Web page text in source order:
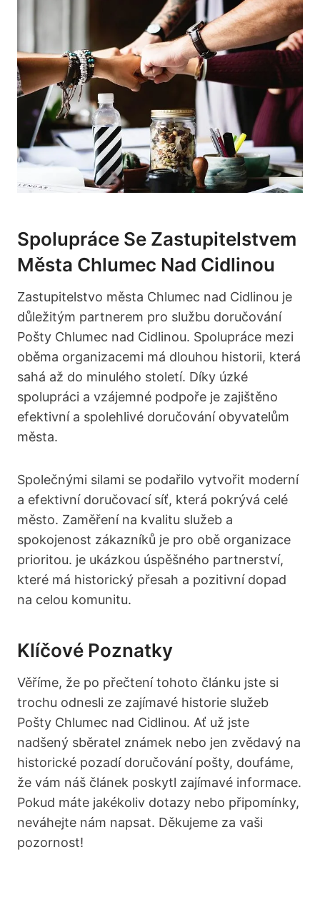
Spolupráce Se Zastupitelstvem
Města Chlumec Nad Cidlinou
Zastupitelstvo města Chlumec nad Cidlinou je
důležitým partnerem pro službu doručování
Pošty Chlumec nad Cidlinou. Spolupráce mezi
oběma organizacemi má dlouhou historii, která
sahá až do minulého století. Díky úzké
spolupráci a vzájemné podpoře je zajištěno
efektivní a spolehlivé doručování obyvatelům
města.
Společnými silami se podařilo vytvořit moderní
a efektivní doručovací síť, která pokrývá celé
město. Zaměření na kvalitu služeb a
spokojenost zákazníků je pro obě organizace
prioritou. je ukázkou úspěšného partnerství,
které má historický přesah a pozitivní dopad
na celou komunitu.
Klíčové Poznatky
Věříme, že po přečtení tohoto článku jste si
trochu odnesli ze zajímavé historie služeb
Pošty Chlumec nad Cidlinou. Ať už jste
nadšený sběratel známek nebo jen zvědavý na
historické pozadí doručování pošty, doufáme,
že vám náš článek poskytl zajímavé informace.
Pokud máte jakékoliv dotazy nebo připomínky,
neváhejte nám napsat. Děkujeme za vaši
pozornost!